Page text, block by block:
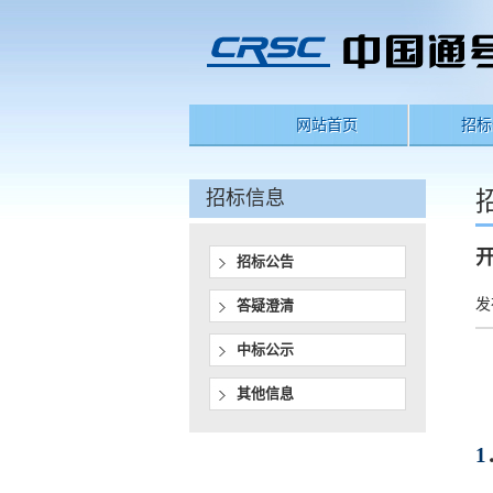
网站首页 招
招标信息
招标公告
答疑澄清
中标公示
其他信息
1